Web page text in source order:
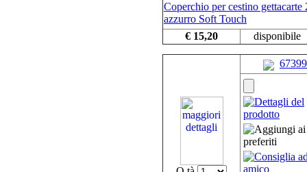
Coperchio per cestino gettacarte
azzurro Soft Touch
€ 15,20
disponibile
67399